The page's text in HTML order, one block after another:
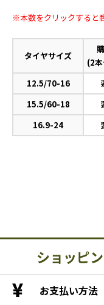
※本数をクリックすると
タイヤサイズ
(2
12.5/70-16
15.5/60-18
16.9-24
ショッピ
お支払い方法